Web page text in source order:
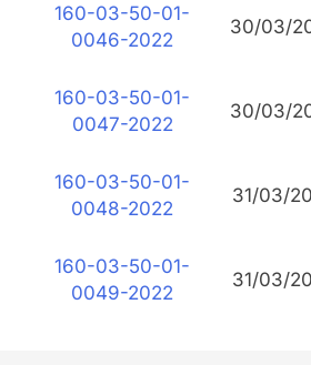
160-03-50-01-
0046-2022
30/03/
160-03-50-01-
0047-2022
30/03/
160-03-50-01-
0048-2022
31/03/
160-03-50-01-
0049-2022
31/03/